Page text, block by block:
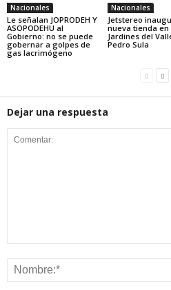
Nacionales
Le señalan JOPRODEH Y
ASOPODEHU al
Gobierno: no se puede
gobernar a golpes de
gas lacrimógeno
Nacionales
Jetstereo
nueva tienda en
Jardines del
Pedro Sula
Dejar una respuesta